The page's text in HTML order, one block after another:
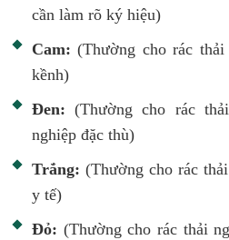
cần làm rõ ký hiệu)
Cam: (Thường cho rác
kềnh)
Đen: (Thường cho rác
nghiệp đặc thù)
Trắng: (Thường cho rác
y tế)
Đỏ: (Thường cho rác thải